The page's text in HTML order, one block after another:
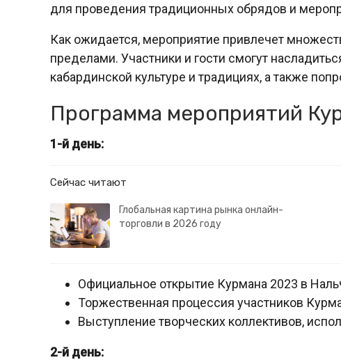
для проведения традиционных обрядов и
Как ожидается, мероприятие привлечет
пределами. Участники и гости смогут
кабардинской культуре и традициях, а также
Программа мероприятий
1-й день:
Сейчас читают
Глобальная картина рынка онлайн-
торговли в 2026 году
Официальное открытие Курмана 2023 в
Торжественная процессия участников
Выступление творческих коллективов,
2-й день: